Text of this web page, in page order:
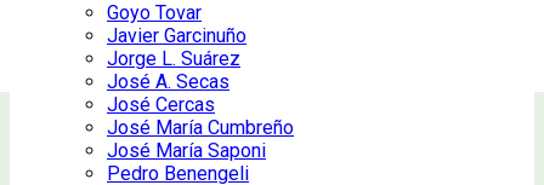
Goyo Tovar
Javier Garcinuño
Jorge L. Suárez
José A. Secas
José Cercas
José María Cumbreño
José María Saponi
Pedro Benengeli